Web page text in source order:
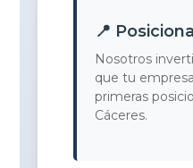
📍
Nosotros
que tu
primeras
Cáceres.